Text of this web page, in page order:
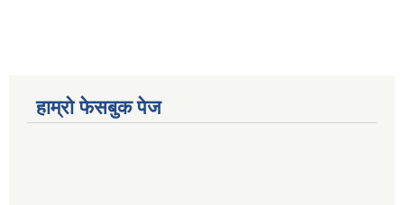
हाम्रो फेसबुक पेज